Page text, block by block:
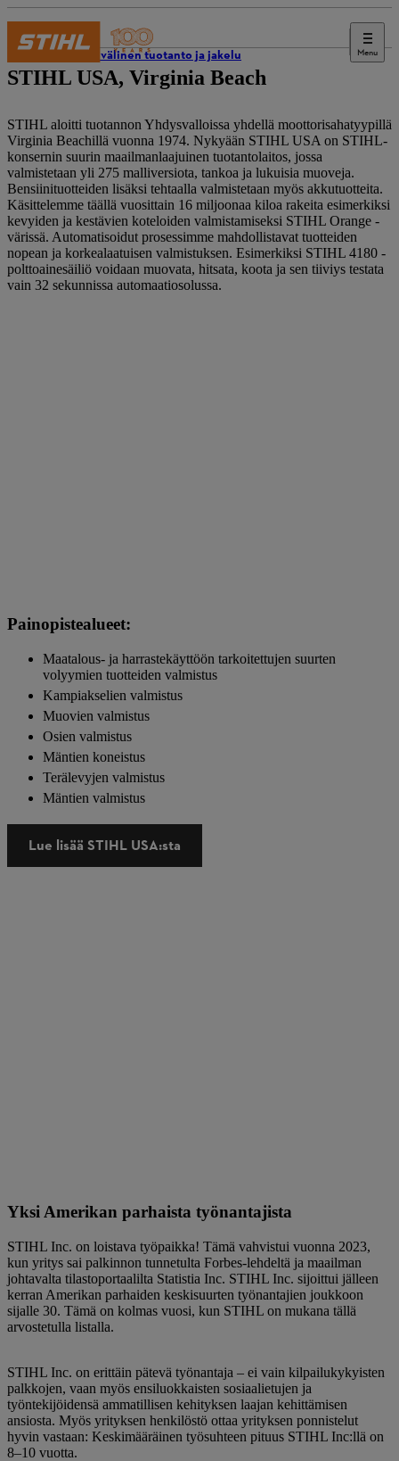
Menu
Kansainvälinen tuotanto ja jakelu
STIHL USA, Virginia Beach
STIHL aloitti tuotannon Yhdysvalloissa yhdellä moottorisahatyypillä
Virginia Beachillä vuonna 1974. Nykyään STIHL USA on STIHL-
konsernin suurin maailmanlaajuinen tuotantolaitos, jossa
valmistetaan yli 275 malliversiota, tankoa ja lukuisia muoveja.
Bensiinituotteiden lisäksi tehtaalla valmistetaan myös akkutuotteita.
Käsittelemme täällä vuosittain 16 miljoonaa kiloa rakeita esimerkiksi
kevyiden ja kestävien koteloiden valmistamiseksi STIHL Orange -
värissä. Automatisoidut prosessimme mahdollistavat tuotteiden
nopean ja korkealaatuisen valmistuksen. Esimerkiksi STIHL 4180 -
polttoainesäiliö voidaan muovata, hitsata, koota ja sen tiiviys testata
vain 32 sekunnissa automaatiosolussa.
Painopistealueet:
Maatalous- ja harrastekäyttöön tarkoitettujen suurten
volyymien tuotteiden valmistus
Kampiakselien valmistus
Muovien valmistus
Osien valmistus
Mäntien koneistus
Terälevyjen valmistus
Mäntien valmistus
Lue lisää STIHL USA:sta
Yksi ​​Amerikan parhaista työnantajista
STIHL Inc. on loistava työpaikka! Tämä vahvistui vuonna 2023,
kun yritys sai palkinnon tunnetulta Forbes-lehdeltä ja maailman
johtavalta tilastoportaalilta Statistia Inc. STIHL Inc. sijoittui jälleen
kerran Amerikan parhaiden keskisuurten työnantajien joukkoon
sijalle 30. Tämä on kolmas vuosi, kun STIHL on mukana tällä
arvostetulla listalla.
STIHL Inc. on erittäin pätevä työnantaja – ei vain kilpailukykyisten
palkkojen, vaan myös ensiluokkaisten sosiaalietujen ja
työntekijöidensä ammatillisen kehityksen laajan kehittämisen
ansiosta. Myös yrityksen henkilöstö ottaa yrityksen ponnistelut
hyvin vastaan: Keskimääräinen työsuhteen pituus STIHL Inc:llä on
8–10 vuotta.